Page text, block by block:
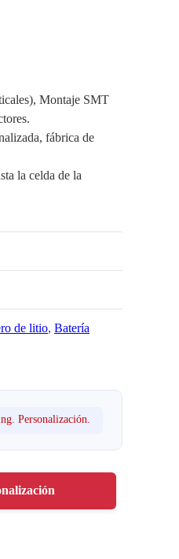
Montaje SMT
fábrica de
la celda de la
de litio, Batería
Personalización.